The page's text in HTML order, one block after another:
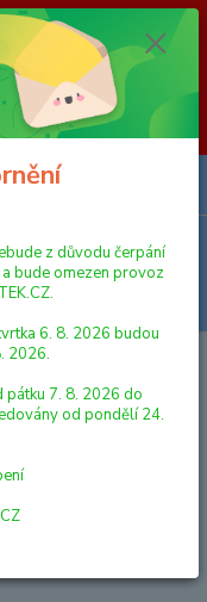
23. 8. 2026 nebude z
a bude omezen
přijaté, nebo
v pátek 7. 8. 2026.
8. 2026 do neděle 23. 8.
24. 8. 2026. Děkujeme za
DĚTI
z důvodu čerpání
bude omezen provoz
6. 8. 2026 budou
2026.
pátku 7. 8. 2026 do
od pondělí 24.